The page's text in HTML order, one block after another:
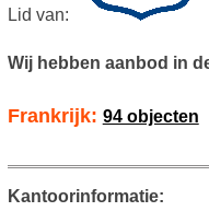
Lid van:
Wij hebben aanbod in
Frankrijk: 94 objecten
Kantoorinformatie: